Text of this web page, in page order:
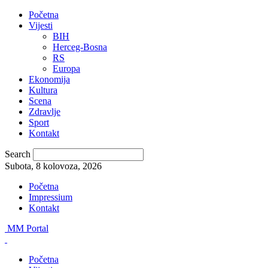
Početna
Vijesti
BIH
Herceg-Bosna
RS
Europa
Ekonomija
Kultura
Scena
Zdravlje
Sport
Kontakt
Search
Subota, 8 kolovoza, 2026
Početna
Impressium
Kontakt
MM Portal
Početna